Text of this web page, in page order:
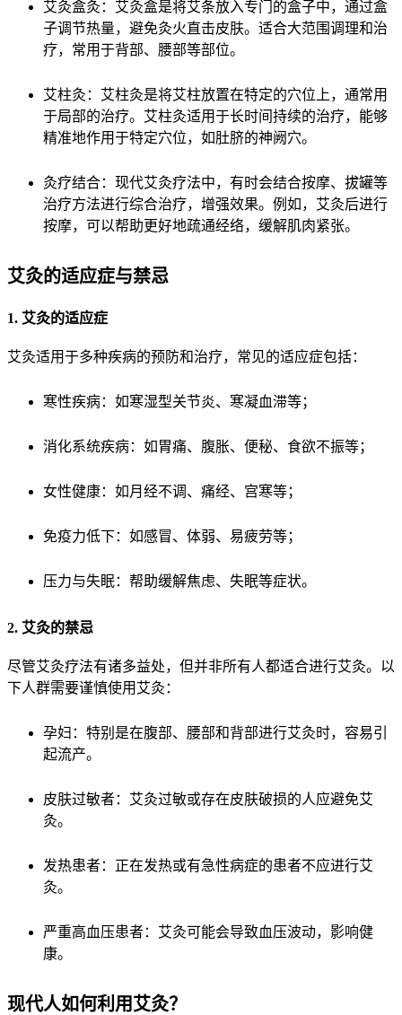
艾灸盒灸：艾灸盒是将艾条放入专门的盒子中，通过盒
子调节热量，避免灸火直击皮肤。适合大范围调理和治
疗，常用于背部、腰部等部位。
艾柱灸：艾柱灸是将艾柱放置在特定的穴位上，通常用
于局部的治疗。艾柱灸适用于长时间持续的治疗，能够
精准地作用于特定穴位，如肚脐的神阙穴。
灸疗结合：现代艾灸疗法中，有时会结合按摩、拔罐等
治疗方法进行综合治疗，增强效果。例如，艾灸后进行
按摩，可以帮助更好地疏通经络，缓解肌肉紧张。
艾灸的适应症与禁忌
1. 艾灸的适应症
艾灸适用于多种疾病的预防和治疗，常见的适应症包括：
寒性疾病：如寒湿型关节炎、寒凝血滞等；
消化系统疾病：如胃痛、腹胀、便秘、食欲不振等；
女性健康：如月经不调、痛经、宫寒等；
免疫力低下：如感冒、体弱、易疲劳等；
压力与失眠：帮助缓解焦虑、失眠等症状。
2. 艾灸的禁忌
尽管艾灸疗法有诸多益处，但并非所有人都适合进行艾灸。以
下人群需要谨慎使用艾灸：
孕妇：特别是在腹部、腰部和背部进行艾灸时，容易引
起流产。
皮肤过敏者：艾灸过敏或存在皮肤破损的人应避免艾
灸。
发热患者：正在发热或有急性病症的患者不应进行艾
灸。
严重高血压患者：艾灸可能会导致血压波动，影响健
康。
现代人如何利用艾灸？